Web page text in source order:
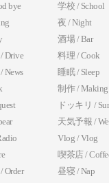
bye
学校 / School
夜 / Night
酒場 / Bar
Drive
料理 / Cook
News
睡眠 / Sleep
制作 / Making
ドッキリ /
天気予報 /
Vlog / Vlog
喫茶店 /
Order
昼寝 / Nap